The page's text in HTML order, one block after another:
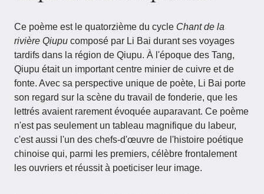
Ce poème est le quatorzième du cycle Chant de la
rivière Qiupu composé par Li Bai durant ses voyages
tardifs dans la région de Qiupu. À l'époque des Tang,
Qiupu était un important centre minier de cuivre et de
fonte. Avec sa perspective unique de poète, Li Bai porte
son regard sur la scène du travail de fonderie, que les
lettrés avaient rarement évoquée auparavant. Ce poème
n'est pas seulement un tableau magnifique du labeur,
c'est aussi l'un des chefs-d'œuvre de l'histoire poétique
chinoise qui, parmi les premiers, célèbre frontalement
les ouvriers et réussit à poeticiser leur image.